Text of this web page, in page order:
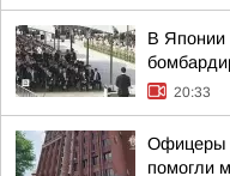
В Японии
20:33
Офицеры
помогли